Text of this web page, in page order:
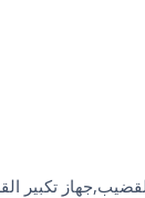
تكبير